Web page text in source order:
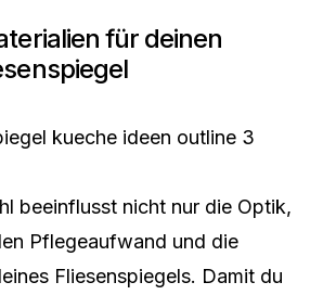
für deinen
beeinflusst nicht nur die Optik,
Pflegeaufwand und die
Fliesenspiegels. Damit du